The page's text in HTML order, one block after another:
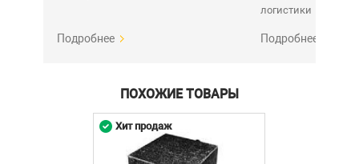
Подробнее
логистики
Подробнее
ПОХОЖИЕ ТОВАРЫ
Хит продаж